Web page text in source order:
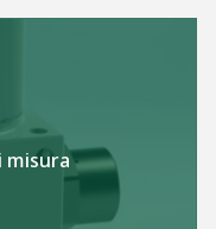
misura